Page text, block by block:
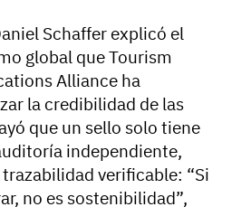
Schaffer explicó el
global que Tourism
Alliance ha
la credibilidad de las
que un sello solo tiene
independiente,
verificable: “Si
no es sostenibilidad”,